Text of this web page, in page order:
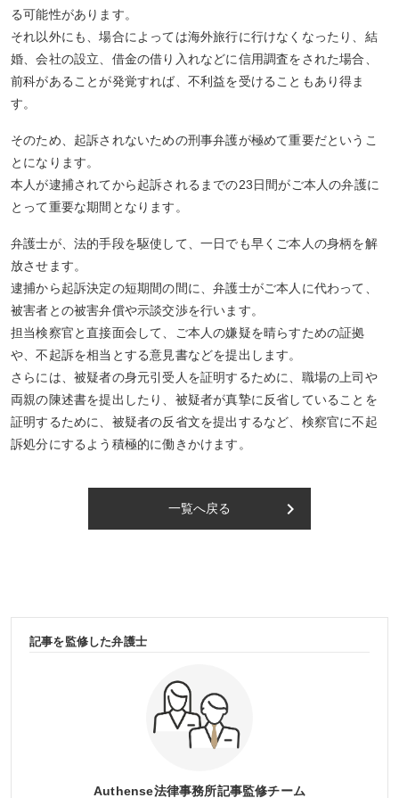
る可能性があります。
それ以外にも、場合によっては海外旅行に行けなくなったり、結
婚、会社の設立、借金の借り入れなどに信用調査をされた場合、
前科があることが発覚すれば、不利益を受けることもあり得ま
す。
そのため、起訴されないための刑事弁護が極めて重要だというこ
とになります。
本人が逮捕されてから起訴されるまでの23日間がご本人の弁護に
とって重要な期間となります。
弁護士が、法的手段を駆使して、一日でも早くご本人の身柄を解
放させます。
逮捕から起訴決定の短期間の間に、弁護士がご本人に代わって、
被害者との被害弁償や示談交渉を行います。
担当検察官と直接面会して、ご本人の嫌疑を晴らすための証拠
や、不起訴を相当とする意見書などを提出します。
さらには、被疑者の身元引受人を証明するために、職場の上司や
両親の陳述書を提出したり、被疑者が真摯に反省していることを
証明するために、被疑者の反省文を提出するなど、検察官に不起
訴処分にするよう積極的に働きかけます。
一覧へ戻る keyboard_arrow_right
記事を監修した弁護士
Authense法律事務所記事監修チーム